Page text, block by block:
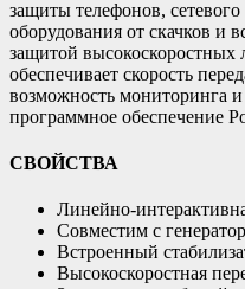
защиты телефонов,
оборудования от скачков и
защитой высокоскоростных
обеспечивает скорость
возможность мониторинга
программное обеспечение
СВОЙСТВА
Линейно-
Совместим с
Встроенный
Высокоскоростная